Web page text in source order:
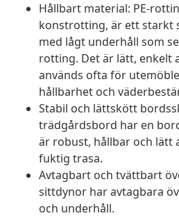
Hållbart material: PE-
konstrotting, är ett starkt
med lågt underhåll som
rotting. Det är lätt, enkelt
används ofta för
hållbarhet och
Stabil och lättskött
trädgårdsbord har en
är robust, hållbar och lätt
fuktig trasa.
Avtagbart och tvättbart
sittdynor har avtagbara
och underhåll.